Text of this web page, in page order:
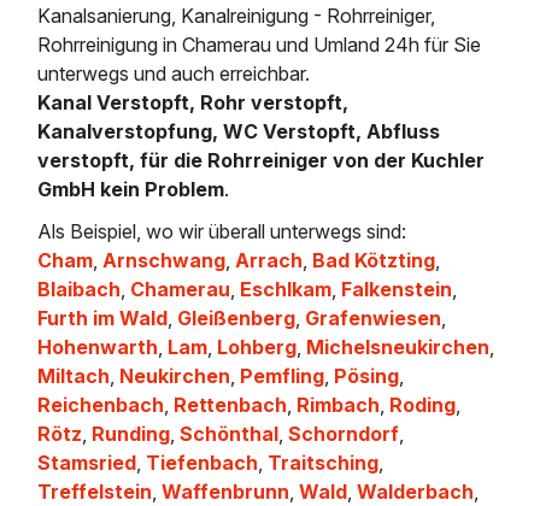
Kanalsanierung, Kanalreinigung - Rohrreiniger,
Rohrreinigung in Chamerau und Umland 24h für Sie
unterwegs und auch erreichbar.
Kanal Verstopft, Rohr verstopft,
Kanalverstopfung, WC Verstopft, Abfluss
verstopft, für die Rohrreiniger von der Kuchler
GmbH kein Problem.
Als Beispiel, wo wir überall unterwegs sind:
Cham,Arnschwang,Arrach, Bad Kötzting,
Blaibach, Chamerau, Eschlkam, Falkenstein,
Furth im Wald, Gleißenberg, Grafenwiesen,
Hohenwarth, Lam, Lohberg, Michelsneukirchen,
Miltach, Neukirchen, Pemfling, Pösing,
Reichenbach, Rettenbach, Rimbach, Roding,
Rötz, Runding,Schönthal,Schorndorf,
Stamsried, Tiefenbach, Traitsching,
Treffelstein,Waffenbrunn,Wald,Walderbach,